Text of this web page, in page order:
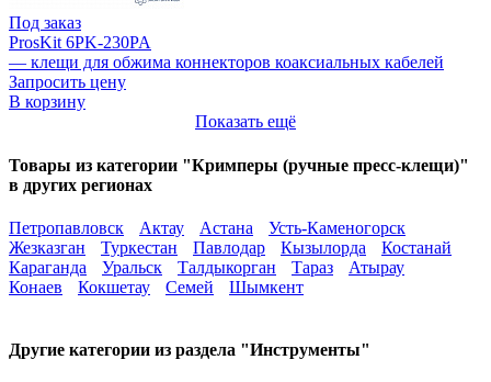
Под заказ
ProsKit 6PK-230PA
— клещи для обжима коннекторов коаксиальных кабелей
Запросить цену
В корзину
Показать ещё
Товары из категории "Кримперы (ручные пресс-клещи)"
в других регионах
Петропавловск Актау Астана
Усть-Каменогорск
Жезказган
Туркестан Павлодар Кызылорда
Костанай
Караганда
Уральск Талдыкорган Тараз
Атырау
Конаев
Кокшетау Семей Шымкент
Другие категории из раздела "Инструменты"